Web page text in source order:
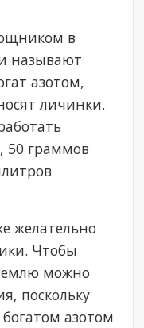
в
называют
азотом,
личинки.
50 граммов
желательно
Чтобы
можно
поскольку
азотом